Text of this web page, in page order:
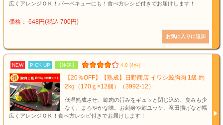
広くアレンジＯＫ！バーベキューにも！食べ方レシピ付きでお届けします！
価格： 648円(税込 700円)
NEW PICK UP 【冷凍】 4.0 (4件)
【20％OFF】【熟成】日野商店 イワシ鯨胸肉 1級 約
2kg（170ｇ×12個）（3992-12）
低温熟成させ、鯨肉の旨みをギュッと閉じ込め、臭みも少
なく、まろやかな味。お刺身や鯨ユッケ、竜田揚げなど幅
広くアレンジＯＫ！食べ方レシピ付きでお届けします！